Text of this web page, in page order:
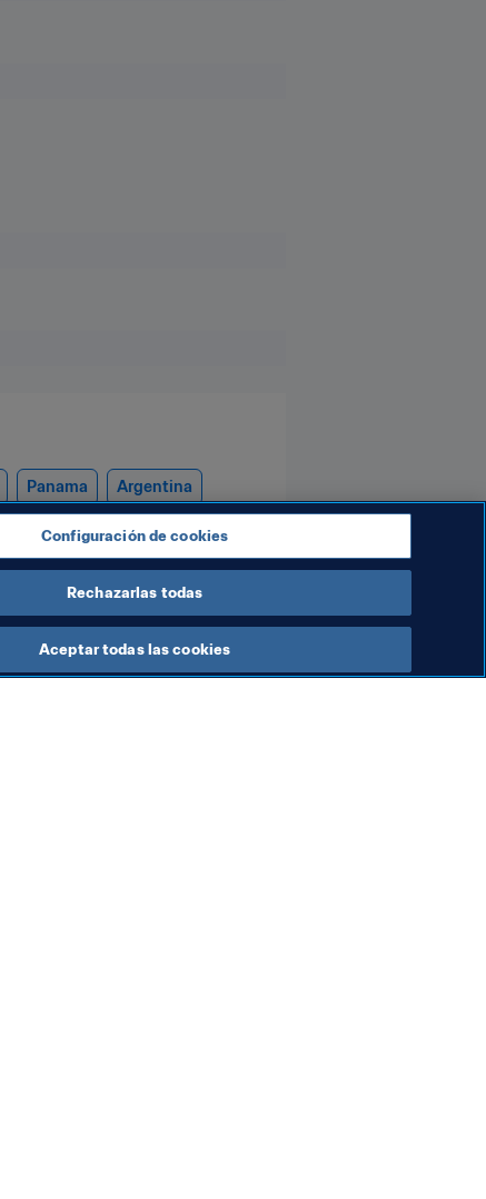
Panama Argentina
Configuración de cookies
Rechazarlas todas
Aceptar todas las cookies